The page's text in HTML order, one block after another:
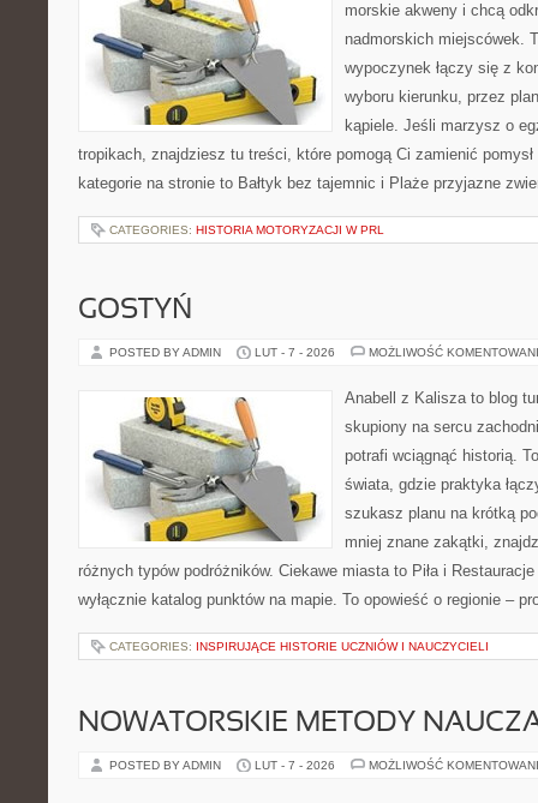
morskie akweny i chcą
nadmorskich miejscówek.
wypoczynek łączy się z
wyboru kierunku, przez
kąpiele. Jeśli marzysz o
tropikach, znajdziesz tu treści, które pomogą Ci zamienić pomysł
kategorie na stronie to Bałtyk bez tajemnic i Plaże przyjazne
CATEGORIES: HISTORIA MOTORYZACJI W PRL
GOSTYŃ
POSTED BY ADMIN LUT - 7 - 2026 MOŻLIWOŚĆ
Anabell z Kalisza to blog
skupiony na sercu
potrafi wciągnąć historią.
świata, gdzie praktyka
szukasz planu na krótką
mniej znane zakątki,
różnych typów podróżników. Ciekawe miasta to Piła i
wyłącznie katalog punktów na mapie. To opowieść o regionie –
CATEGORIES: INSPIRUJĄCE HISTORIE UCZNIÓW I NAUCZYCIELI
NOWATORSKIE METODY
POSTED BY ADMIN LUT - 7 - 2026 MOŻLIWOŚĆ